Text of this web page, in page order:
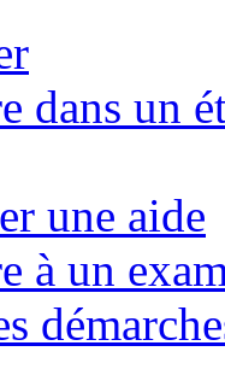
dans un
une aide
à un